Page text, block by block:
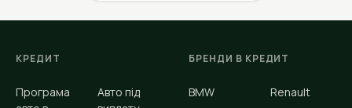
КРЕДИТ
Програма
Авто під
БРЕНДИ В КРЕДИТ
BMW Renault